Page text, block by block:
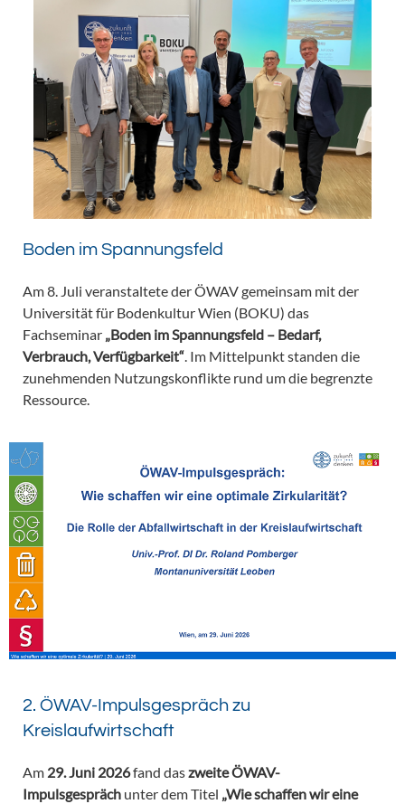
Boden im Spannungsfeld
Am 8. Juli veranstaltete der ÖWAV gemeinsam mit der
Universität für Bodenkultur Wien (BOKU) das
Fachseminar „Boden im Spannungsfeld – Bedarf,
Verbrauch, Verfügbarkeit“ . Im Mittelpunkt standen die
zunehmenden Nutzungskonflikte rund um die begrenzte
Ressource.
2. ÖWAV-Impulsgespräch zu
Kreislaufwirtschaft
Am 29. Juni 2026fand daszweite ÖWAV-
Impulsgespräch unter dem Titel „Wie schaffen wir eine